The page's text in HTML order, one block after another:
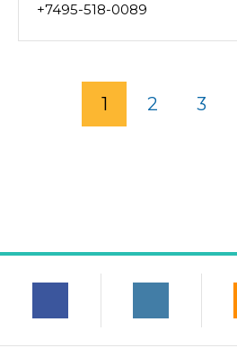
+7495-518-0089
1 2 3